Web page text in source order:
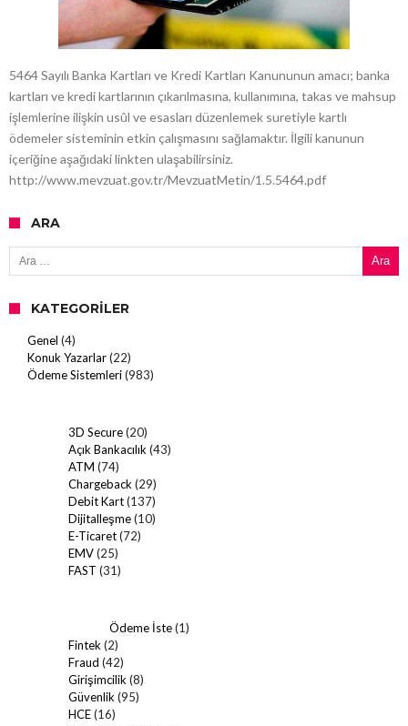
5464 Sayılı Banka Kartları ve Kredi Kartları Kanununun amacı; banka
kartları ve kredi kartlarının çıkarılmasına, kullanımına, takas ve mahsup
işlemlerine ilişkin usûl ve esasları düzenlemek suretiyle kartlı
ödemeler sisteminin etkin çalışmasını sağlamaktır. İlgili kanunun
içeriğine aşağıdaki linkten ulaşabilirsiniz.
http://www.mevzuat.gov.tr/MevzuatMetin/1.5.5464.pdf
ARA
Arama:
KATEGORILER
Genel (4)
Konuk Yazarlar(22)
Ödeme Sistemleri(983)
3D Secure(20)
Açık Bankacılık (43)
ATM (74)
Chargeback (29)
Debit Kart(137)
Dijitalleşme(10)
E-Ticaret(72)
EMV(25)
FAST (31)
Ödeme İste(1)
Fintek (2)
Fraud (42)
Girişimcilik (8)
Güvenlik (95)
HCE(16)